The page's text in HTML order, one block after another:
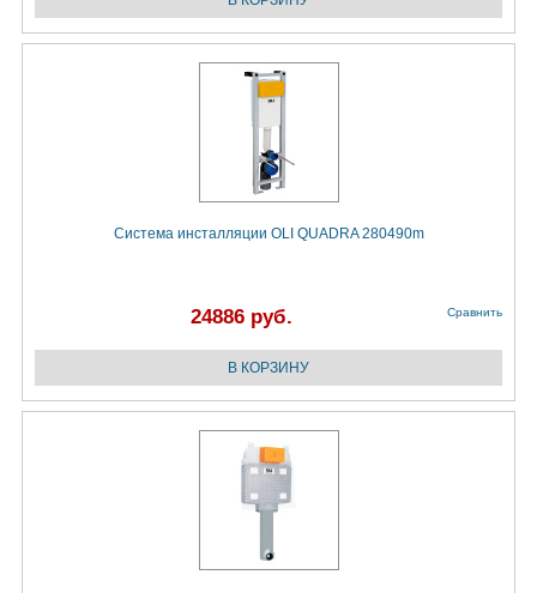
Система инсталляции OLI QUADRA 280490m
24886 руб. Сравнить